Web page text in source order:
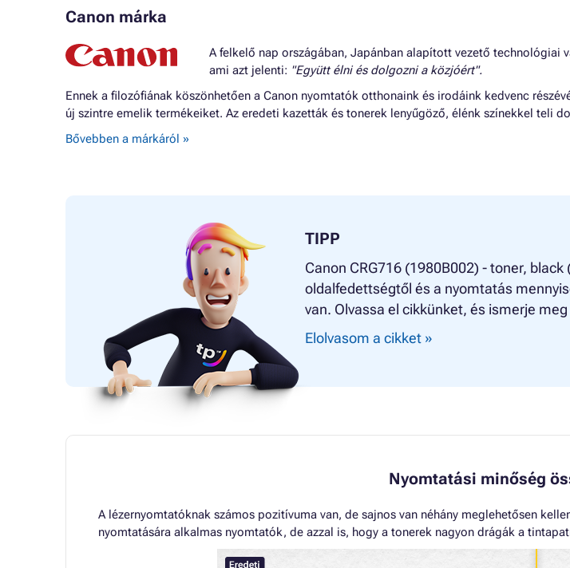
Canon márka
A felkelő nap országában, Japánban alapított vezető technológiai
ami azt jelenti: "Együtt élni és dolgozni a közjóért".
Ennek a filozófiának köszönhetően a Canon nyomtatók otthonaink és irodáink kedvenc
új szintre emelik termékeiket. Az eredeti kazetták és tonerek lenyűgöző, élénk színekkel teli
Bővebben a márkáról »
TIPP
Canon CRG716 (1980B002) - toner,
oldalfedettségtől és a nyomtatás
van. Olvassa el cikkünket, és ismerje
Elolvasom a cikket »
Nyomtatási minőség
A lézernyomtatóknak számos pozitívuma van, de sajnos van néhány meglehetősen
nyomtatására alkalmas nyomtatók, de azzal is, hogy a tonerek nagyon drágák a